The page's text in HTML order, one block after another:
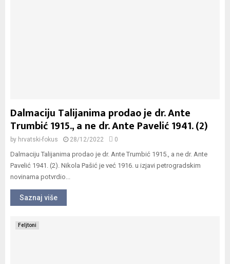
Dalmaciju Talijanima prodao je dr. Ante
Trumbić 1915., a ne dr. Ante Pavelić 1941. (2)
by hrvatski-fokus 28/12/2022 0
Dalmaciju Talijanima prodao je dr. Ante Trumbić 1915., a ne dr. Ante
Pavelić 1941. (2). Nikola Pašić je već 1916. u izjavi petrogradskim
novinama potvrdio...
Saznaj više
Feljtoni